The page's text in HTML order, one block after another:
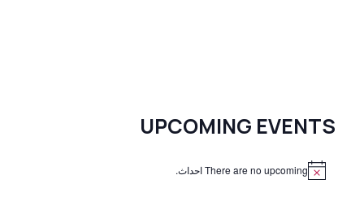
UPCOMING EVENTS
There are no upcoming احداث.